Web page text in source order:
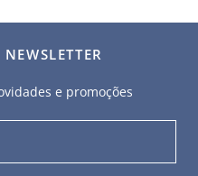
e promoções